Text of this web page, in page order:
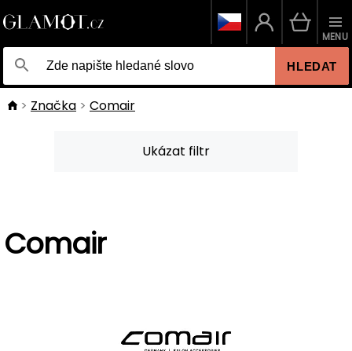
HLEDAT
MENU
Značka Comair
Ukázat filtr
Comair